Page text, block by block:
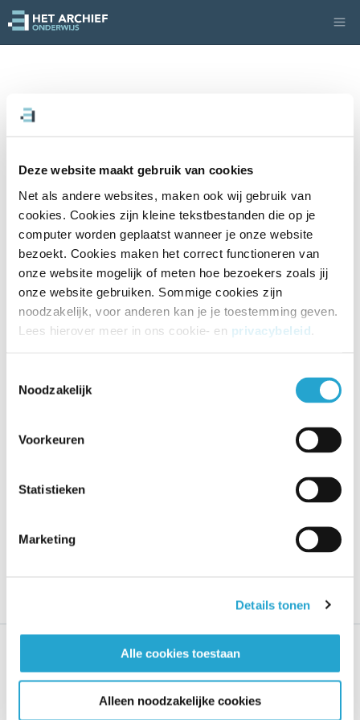
Deze website maakt gebruik van cookies
Net als andere websites, maken ook wij gebruik van
cookies. Cookies zijn kleine tekstbestanden die op je
computer worden geplaatst wanneer je onze website
bezoekt. Cookies maken het correct functioneren van
onze website mogelijk of meten hoe bezoekers zoals jij
onze website gebruiken. Sommige cookies zijn
noodzakelijk, voor anderen kan je je toestemming geven.
Lees hierover meer in ons cookie- en privacybeleid
Noodzakelijk
Voorkeuren
Statistieken
Marketing
Details tonen
Alle cookies toestaan
Alleen noodzakelijke cookies
Gesteund door